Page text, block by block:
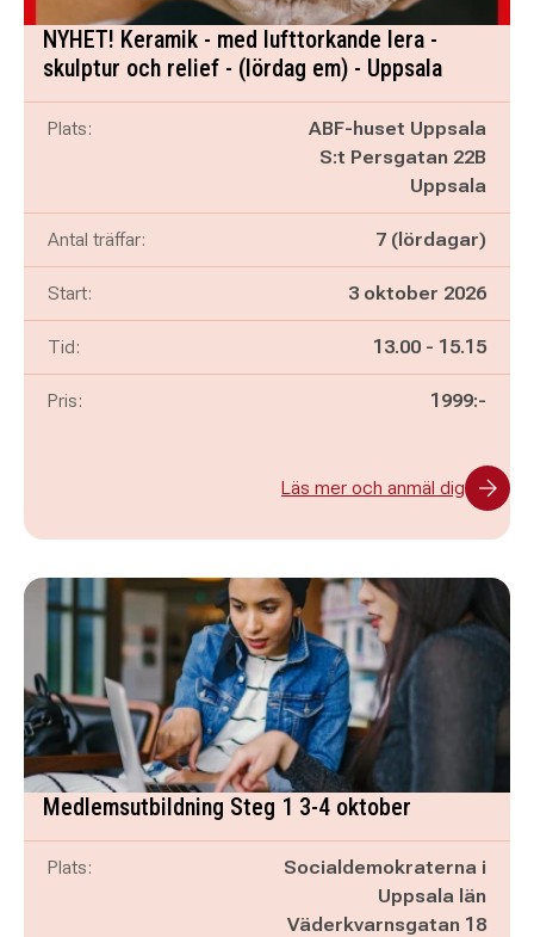
NYHET! Keramik - med lufttorkande lera -
skulptur och relief - (lördag em) - Uppsala
Plats:
ABF-huset Uppsala
S:t Persgatan 22B
Uppsala
Antal träffar: 7 (lördagar)
Start: 3 oktober 2026
Tid: Pågår mellan
13.00 - och
15.15
Pris: 1999:-
Läs mer och anmäl dig
Medlemsutbildning Steg 1 3-4 oktober
Plats:
Socialdemokraterna i
Uppsala län
Väderkvarnsgatan 18